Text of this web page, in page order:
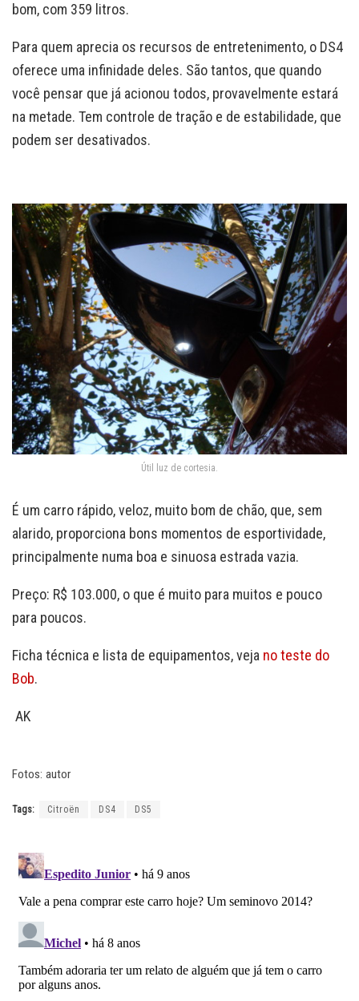
bom, com 359 litros.
Para quem aprecia os recursos de entretenimento, o DS4
oferece uma infinidade deles. São tantos, que quando
você pensar que já acionou todos, provavelmente estará
na metade. Tem controle de tração e de estabilidade, que
podem ser desativados.
Útil luz de cortesia.
É um carro rápido, veloz, muito bom de chão, que, sem
alarido, proporciona bons momentos de esportividade,
principalmente numa boa e sinuosa estrada vazia.
Preço: R$ 103.000, o que é muito para muitos e pouco
para poucos.
Ficha técnica e lista de equipamentos, veja no teste do
Bob.
AK
Fotos: autor
Tags: Citroën DS4 DS5